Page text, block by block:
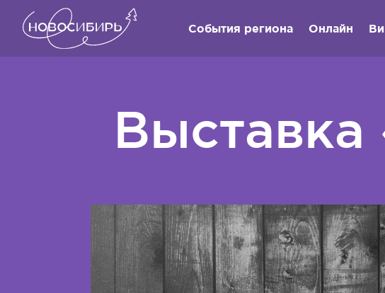
События региона Онлайн